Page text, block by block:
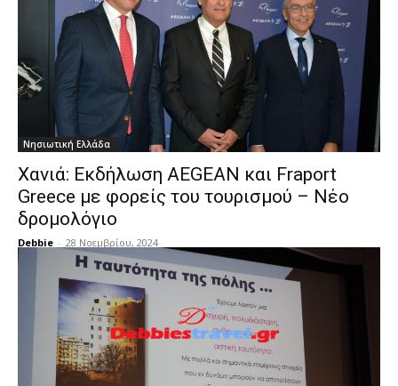
Νησιωτική Ελλάδα
Χανιά: Εκδήλωση AEGEAN και Fraport
Greece με φορείς του τουρισμού – Νέο
δρομολόγιο
Debbie - 28 Νοεμβρίου, 2024